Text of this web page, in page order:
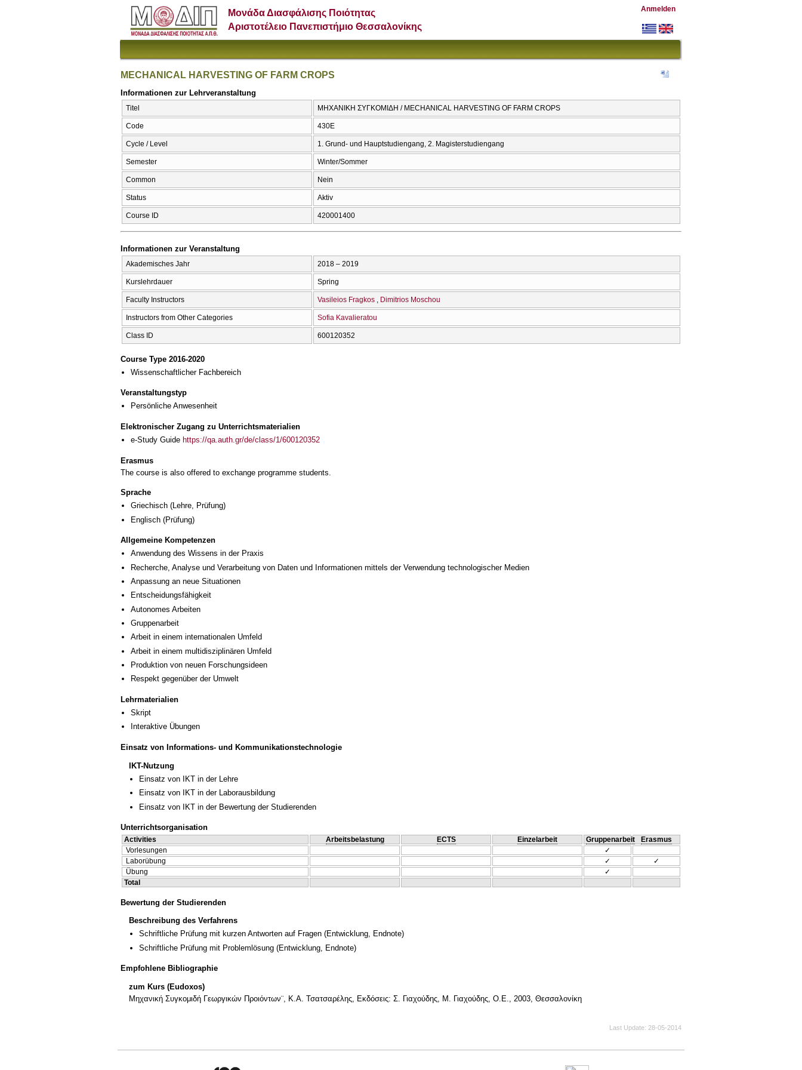
Μονάδα Διασφάλισης Ποιότητας
Αριστοτέλειο Πανεπιστήμιο Θεσσαλονίκης
Anmelden
MECHANICAL HARVESTING OF FARM CROPS
Informationen zur Lehrveranstaltung
Titel ΜΗΧΑΝΙΚΗ ΣΥΓΚΟΜΙΔΗ / MECHANICAL HARVESTING OF FARM CROPS
Code 430Ε
Cycle / Level 1. Grund- und Hauptstudiengang, 2. Magisterstudiengang
Semester Winter/Sommer
Common Nein
Status Aktiv
Course ID 420001400
Informationen zur Veranstaltung
Akademisches Jahr 2018 – 2019
Kurslehrdauer Spring
Faculty Instructors Vasileios Fragkos Dimitrios Moschou
Instructors from Other Categories Sofia Kavalieratou
Class ID 600120352
Course Type 2016-2020
Wissenschaftlicher Fachbereich
Veranstaltungstyp
Persönliche Anwesenheit
Elektronischer Zugang zu Unterrichtsmaterialien
e-Study Guide https://qa.auth.gr/de/class/1/600120352
Erasmus
The course is also offered to exchange programme students.
Sprache
Griechisch (Lehre, Prüfung)
Englisch (Prüfung)
Allgemeine Kompetenzen
Anwendung des Wissens in der Praxis
Recherche, Analyse und Verarbeitung von Daten und Informationen mittels der Verwendung technologischer Medien
Anpassung an neue Situationen
Entscheidungsfähigkeit
Autonomes Arbeiten
Gruppenarbeit
Arbeit in einem internationalen Umfeld
Arbeit in einem multidisziplinären Umfeld
Produktion von neuen Forschungsideen
Respekt gegenüber der Umwelt
Lehrmaterialien
Skript
Interaktive Übungen
Einsatz von Informations- und Kommunikationstechnologie
IKT-Nutzung
Einsatz von IKT in der Lehre
Einsatz von IKT in der Laborausbildung
Einsatz von IKT in der Bewertung der Studierenden
Unterrichtsorganisation
Activities Arbeitsbelastung ECTS Einzelarbeit Gruppenarbeit
Erasmus
Vorlesungen
✓
Laborübung
✓
✓
Übung
✓
Total
Bewertung der Studierenden
Beschreibung des Verfahrens
Schriftliche Prüfung mit kurzen Antworten auf Fragen (Entwicklung, Endnote)
Schriftliche Prüfung mit Problemlösung (Entwicklung, Endnote)
Empfohlene Bibliographie
zum Kurs (Eudoxos)
Μηχανική Συγκομιδή Γεωργικών Προιόντων¨, Κ.Α. Τσατσαρέλης, Εκδόσεις: Σ. Γιαχούδης, Μ. Γιαχούδης, Ο.Ε., 2003, Θεσσαλονίκη
Last Update 28-05-2014